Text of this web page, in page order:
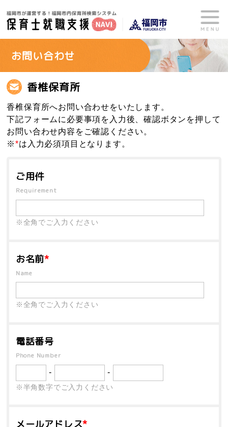
お問い合わせ
香椎保育所
香椎保育所へお問い合わせをいたします。
下記フォームに必要事項を入力後、確認ボタンを押して
お問い合わせ内容をご確認ください。
※*は入力必須項目となります。
ご用件
Requirement
※全角でご入力ください
お名前*
Name
※全角でご入力ください
電話番号
Phone Number
-
-
※半角数字でご入力ください
メールアドレス*